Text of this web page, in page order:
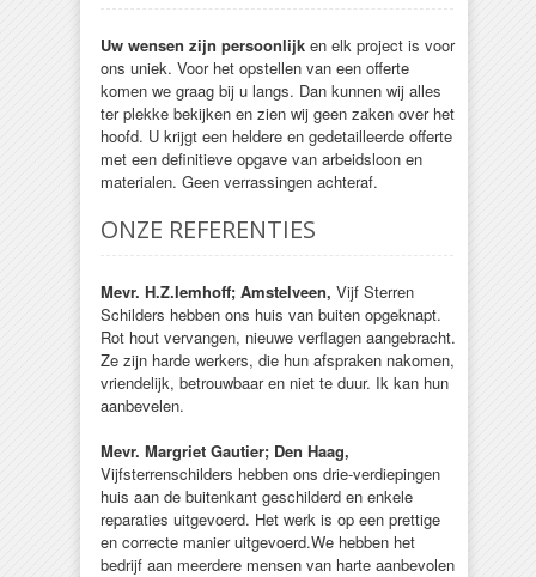
Uw wensen zijn persoonlijk en elk project is voor
ons uniek. Voor het opstellen van een offerte
komen we graag bij u langs. Dan kunnen wij alles
ter plekke bekijken en zien wij geen zaken over het
hoofd. U krijgt een heldere en gedetailleerde offerte
met een definitieve opgave van arbeidsloon en
materialen. Geen verrassingen achteraf.
ONZE REFERENTIES
Mevr. H.Z.Iemhoff; Amstelveen, Vijf Sterren
Schilders hebben ons huis van buiten opgeknapt.
Rot hout vervangen, nieuwe verflagen aangebracht.
Ze zijn harde werkers, die hun afspraken nakomen,
vriendelijk, betrouwbaar en niet te duur. Ik kan hun
aanbevelen.
Mevr. Margriet Gautier; Den Haag,
Vijfsterrenschilders hebben ons drie-verdiepingen
huis aan de buitenkant geschilderd en enkele
reparaties uitgevoerd. Het werk is op een prettige
en correcte manier uitgevoerd.We hebben het
bedrijf aan meerdere mensen van harte aanbevolen